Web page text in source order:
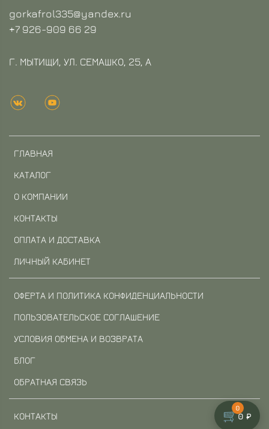
ГЛАВНАЯ
КАТАЛОГ
О КОМПАНИИ
КОНТАКТЫ
ОПЛАТА И ДОСТАВКА
ЛИЧНЫЙ КАБИНЕТ
ОФЕРТА И ПОЛИТИКА КОНФИДЕНЦИАЛЬНОСТИ
ПОЛЬЗОВАТЕЛЬСКОЕ СОГЛАШЕНИЕ
УСЛОВИЯ ОБМЕНА И ВОЗВРАТА
БЛОГ
ОБРАТНАЯ СВЯЗЬ
КОНТАКТЫ
gorkafrol335@yandex.ru
+7 926-909 66 29
Г. МЫТИЩИ, УЛ. СЕМАШКО, 25, А
🛒
0
0 ₽